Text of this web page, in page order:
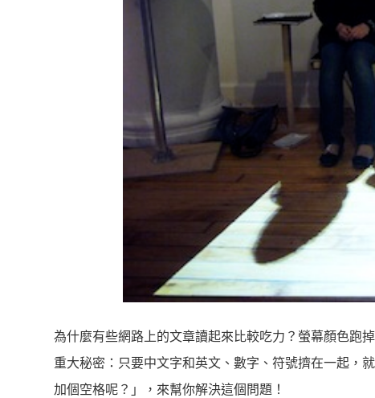
為什麼有些網路上的文章讀起來比較吃力？螢幕顏色跑
重大秘密：只要中文字和英文、數字、符號擠在一起，
加個空格呢？」，來幫你解決這個問題！